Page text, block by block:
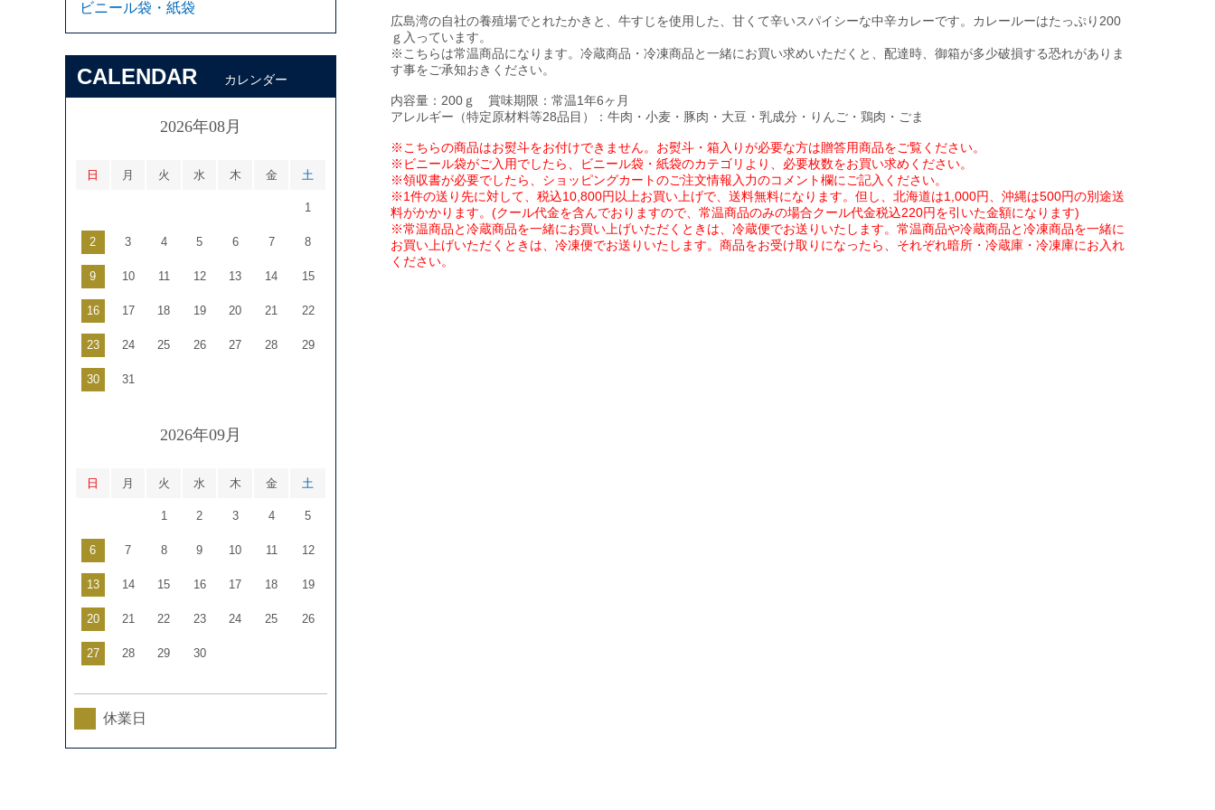
広島湾の自社の養殖場でとれたかきと、牛すじを使用した、甘くて辛いスパイシーな中辛カレーです。カレールーはたっぷり200
ｇ入っています。
※こちらは常温商品になります。冷蔵商品・冷凍商品と一緒にお買い求めいただくと、配達時、御箱が多少破損する恐れがありま
す事をご承知おきください。
内容量：200ｇ 賞味期限：常温1年6ヶ月
アレルギー（特定原材料等28品目）：牛肉・小麦・豚肉・大豆・乳成分・りんご・鶏肉・ごま
※こちらの商品はお熨斗をお付けできません。お熨斗・箱入りが必要な方は贈答用商品をご覧ください。
※ビニール袋がご入用でしたら、ビニール袋・紙袋のカテゴリより、必要枚数をお買い求めください。
※領収書が必要でしたら、ショッピングカートのご注文情報入力のコメント欄にご記入ください。
※1件の送り先に対して、税込10,800円以上お買い上げで、送料無料になります。但し、北海道は1,000円、沖縄は500円の別途送
料がかかります。(クール代金を含んでおりますので、常温商品のみの場合クール代金税込220円を引いた金額になります)
※常温商品と冷蔵商品を一緒にお買い上げいただくときは、冷蔵便でお送りいたします。常温商品や冷蔵商品と冷凍商品を一緒に
お買い上げいただくときは、冷凍便でお送りいたします。商品をお受け取りになったら、それぞれ暗所・冷蔵庫・冷凍庫にお入れ
ください。
ビニール袋・紙袋
CALENDAR カレンダー
2026年08月
日 月 火 水 木 金 土
1
2 3 4 5 6 7 8
9 10 11 12 13 14 15
16 17 18 19 20 21 22
23 24 25 26 27 28 29
30 31
2026年09月
日 月 火 水 木 金 土
1 2 3 4 5
6 7 8 9 10 11 12
13 14 15 16 17 18 19
20 21 22 23 24 25 26
27 28 29 30
休業日